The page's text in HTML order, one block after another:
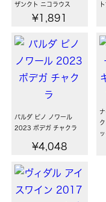
ザンクト ニコラウス
¥1,891
バルダ ピノ ノワール
2023 ボデガ チャクラ
¥4,048